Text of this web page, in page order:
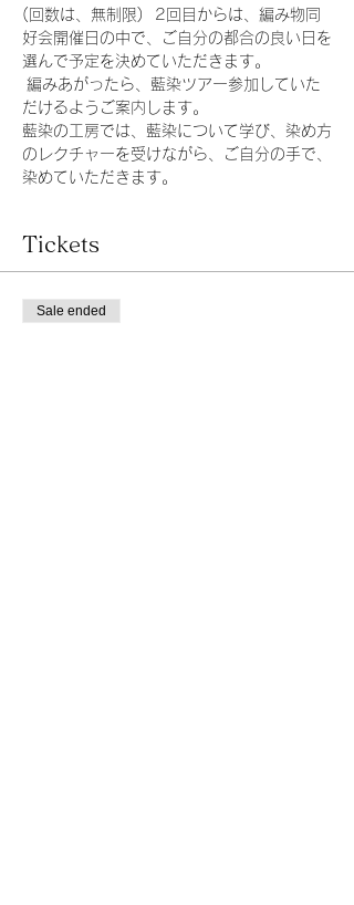
(回数は、無制限)  2回目からは、編み物同
好会開催日の中で、ご自分の都合の良い日を
選んで予定を決めていただきます。
編みあがったら、藍染ツアー参加していた
だけるようご案内します。
藍染の工房では、藍染について学び、染め方
のレクチャーを受けながら、ご自分の手で、
染めていただきます。
Tickets
Sale ended